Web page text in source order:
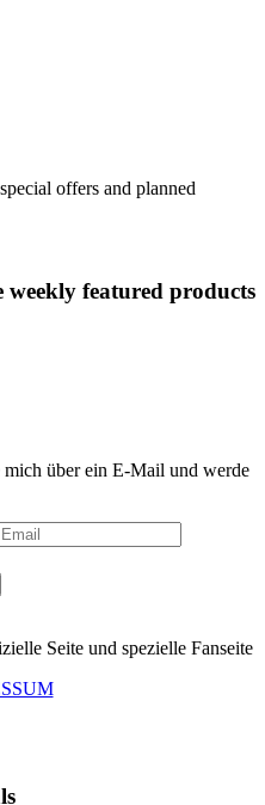
offers and planned
weekly featured products
über ein E-Mail und werde
Seite und spezielle Fanseite